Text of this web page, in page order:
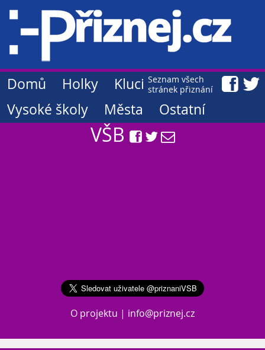
Seznam všech
stránek přiznání
Domů Holky
Kluci
Vysoké školy
Města Ostatní
VŠB
O projektu | info@priznej.cz